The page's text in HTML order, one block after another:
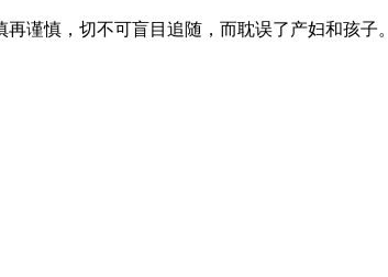
谨慎，切不可盲目追随，而耽误了产妇和孩子。